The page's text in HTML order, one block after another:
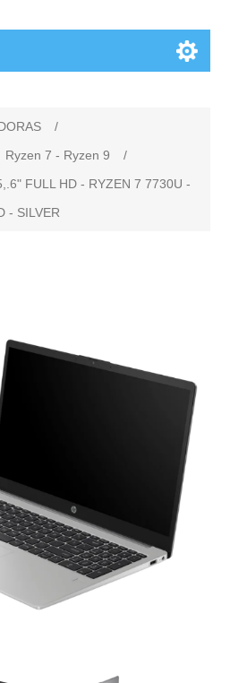
/
Ryzen 7 - Ryzen 9
/
FULL HD - RYZEN 7 7730U -
- SILVER